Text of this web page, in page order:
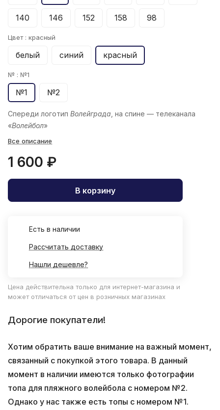
140 146 152 158 98
Цвет : красный
белый синий красный
№ : №1
№1 №2
Спереди логотип Волейграда, на спине — телеканала
«Волейбол»
Все описание
1 600 ₽
В корзину
Есть в наличии
Рассчитать доставку
Нашли дешевле?
Цена действительна только для интернет-магазина и
может отличаться от цен в розничных магазинах
Дорогие покупатели!
Хотим обратить ваше внимание на важный момент,
связанный с покупкой этого товара. В данный
момент в наличии имеются только фотографии
топа для пляжного волейбола с номером №2.
Однако у нас также есть топы с номером №1.